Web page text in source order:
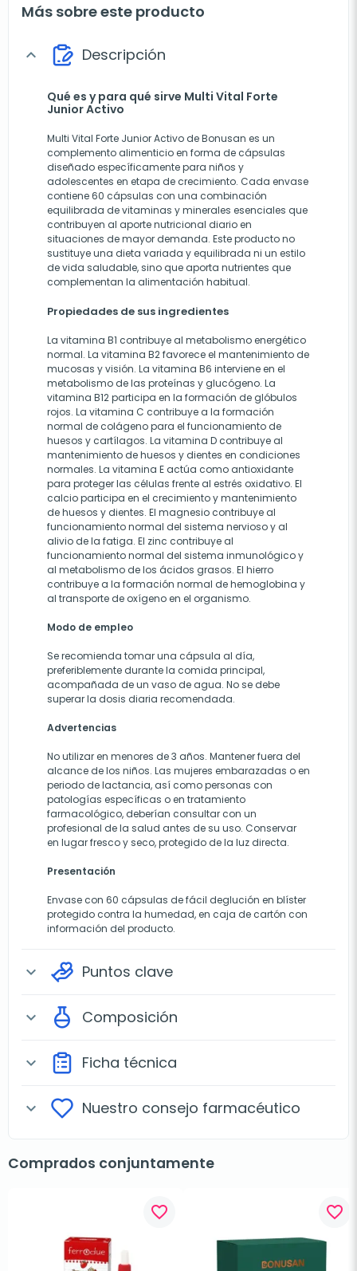
Más sobre este producto
expand_more Descripción
Qué es y para qué sirve Multi Vital Forte
Junior Activo
Multi Vital Forte Junior Activo de Bonusan es un
complemento alimenticio en forma de cápsulas
diseñado específicamente para niños y
adolescentes en etapa de crecimiento. Cada envase
contiene 60 cápsulas con una combinación
equilibrada de vitaminas y minerales esenciales que
contribuyen al aporte nutricional diario en
situaciones de mayor demanda. Este producto no
sustituye una dieta variada y equilibrada ni un estilo
de vida saludable, sino que aporta nutrientes que
complementan la alimentación habitual.
Propiedades de sus ingredientes
La vitamina B1 contribuye al metabolismo energético
normal. La vitamina B2 favorece el mantenimiento de
mucosas y visión. La vitamina B6 interviene en el
metabolismo de las proteínas y glucógeno. La
vitamina B12 participa en la formación de glóbulos
rojos. La vitamina C contribuye a la formación
normal de colágeno para el funcionamiento de
huesos y cartílagos. La vitamina D contribuye al
mantenimiento de huesos y dientes en condiciones
normales. La vitamina E actúa como antioxidante
para proteger las células frente al estrés oxidativo. El
calcio participa en el crecimiento y mantenimiento
de huesos y dientes. El magnesio contribuye al
funcionamiento normal del sistema nervioso y al
alivio de la fatiga. El zinc contribuye al
funcionamiento normal del sistema inmunológico y
al metabolismo de los ácidos grasos. El hierro
contribuye a la formación normal de hemoglobina y
al transporte de oxígeno en el organismo.
Modo de empleo
Se recomienda tomar una cápsula al día,
preferiblemente durante la comida principal,
acompañada de un vaso de agua. No se debe
superar la dosis diaria recomendada.
Advertencias
No utilizar en menores de 3 años. Mantener fuera del
alcance de los niños. Las mujeres embarazadas o en
periodo de lactancia, así como personas con
patologías específicas o en tratamiento
farmacológico, deberían consultar con un
profesional de la salud antes de su uso. Conservar
en lugar fresco y seco, protegido de la luz directa.
Presentación
Envase con 60 cápsulas de fácil deglución en blíster
protegido contra la humedad, en caja de cartón con
información del producto.
expand_more Puntos clave
expand_more Composición
expand_more Ficha técnica
expand_more Nuestro consejo farmacéutico
Comprados conjuntamente
favorite_border favorite_border